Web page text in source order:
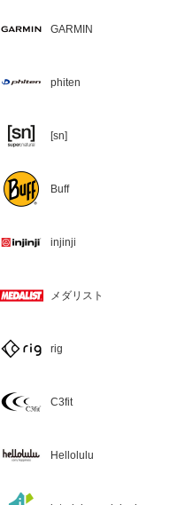
GARMIN
phiten
[sn]
Buff
injinji
メダリスト
rig
C3fit
Hellolulu